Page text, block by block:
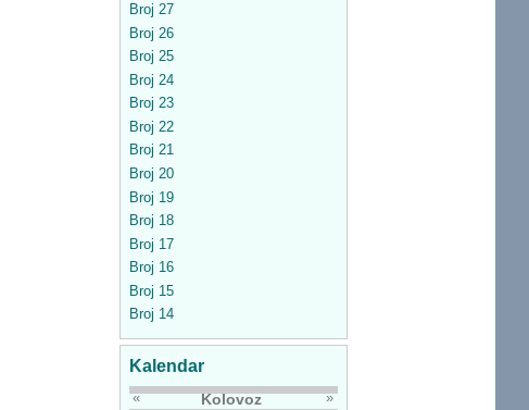
Broj 27
Broj 26
Broj 25
Broj 24
Broj 23
Broj 22
Broj 21
Broj 20
Broj 19
Broj 18
Broj 17
Broj 16
Broj 15
Broj 14
Kalendar
« Kolovoz
»